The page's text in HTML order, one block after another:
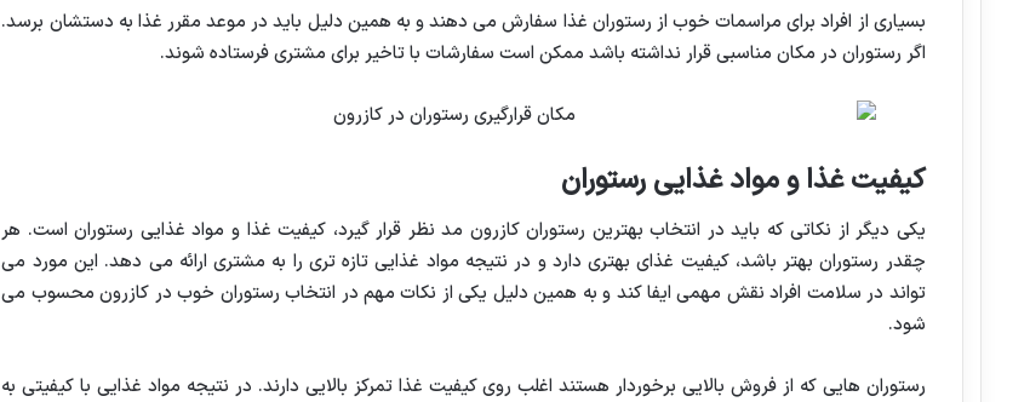
بسیاری از افراد برای مراسمات خوب از رستوران غذا سفارش می دهند و به همین دلیل باید در موعد مقرر غذا به دستشان برسد.
اگر رستوران در مکان مناسبی قرار نداشته باشد ممکن است سفارشات با تاخیر برای مشتری فرستاده شوند.
کیفیت غذا و مواد غذایی رستوران
یکی دیگر از نکاتی که باید در انتخاب بهترین رستوران کازرون مد نظر قرار گیرد، کیفیت غذا و مواد غذایی رستوران است. هر
چقدر رستوران بهتر باشد، کیفیت غذای بهتری دارد و در نتیجه مواد غذایی تازه تری را به مشتری ارائه می دهد. این مورد می
تواند در سلامت افراد نقش مهمی ایفا کند و به همین دلیل یکی از نکات مهم در انتخاب رستوران خوب در کازرون محسوب می
شود.
رستوران هایی که از فروش بالایی برخوردار هستند اغلب روی کیفیت غذا تمرکز بالایی دارند. در نتیجه مواد غذایی با کیفیتی به